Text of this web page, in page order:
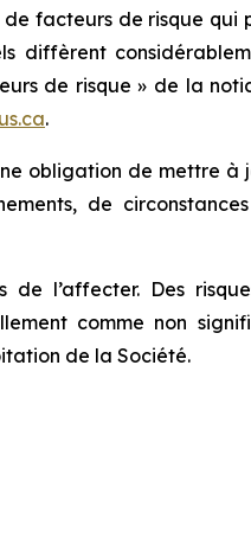
facteurs de risque qui
diffèrent
de risque » de la
.
obligation de mettre
de
l’affecter. Des
comme non
de la Société.